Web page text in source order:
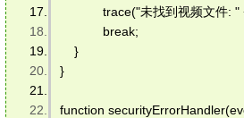
trace("未找到视频文件: "
break;
}
}
function